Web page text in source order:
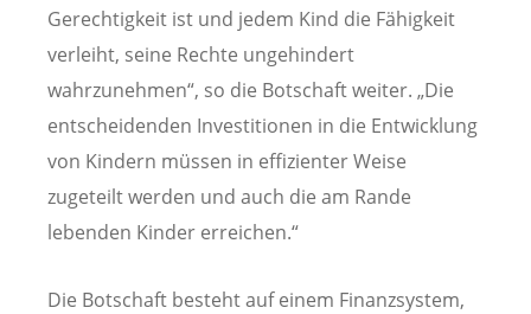
Gerechtigkeit ist und jedem Kind die Fähigkeit
verleiht, seine Rechte ungehindert
wahrzunehmen“, so die Botschaft weiter. „Die
entscheidenden Investitionen in die Entwicklung
von Kindern müssen in effizienter Weise
zugeteilt werden und auch die am Rande
lebenden Kinder erreichen.“
Die Botschaft besteht auf einem Finanzsystem,